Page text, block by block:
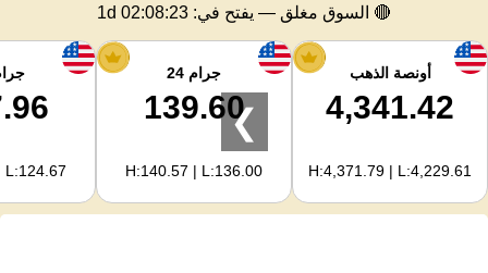
سعر الذهب
اسعار الفضه
حاسبة الذهب
لمشرفي المواقع
🔴 السوق مغلق — يفتح في: 1d 02:08:23
أونصة الذهب
4,341.42
H:4,371.79 | L:4,229.61
جرام 24
139.60
H:140.57 | L:136.00
L:124.67
❯